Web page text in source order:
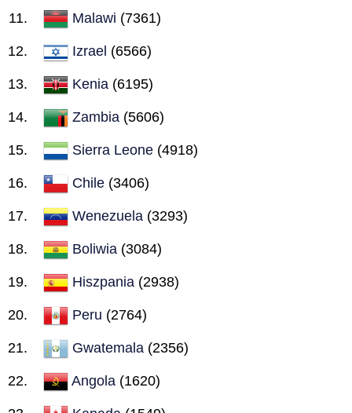
Malawi (7361)
Izrael (6566)
Kenia (6195)
Zambia (5606)
Sierra Leone (4918)
Chile (3406)
Wenezuela (3293)
Boliwia (3084)
Hiszpania (2938)
Peru (2764)
Gwatemala (2356)
Angola (1620)